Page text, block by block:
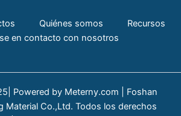
Quiénes somos
Recursos
en contacto con nosotros
Powered by Meterny.com | Foshan
Material Co.,Ltd. Todos los derechos